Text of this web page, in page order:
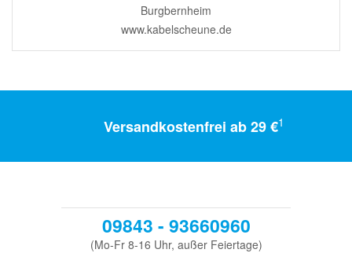
Burgbernheim
www.kabelscheune.de
Versandkostenfrei ab 29 €1
09843 - 93660960
(Mo-Fr 8-16 Uhr, außer Feiertage)